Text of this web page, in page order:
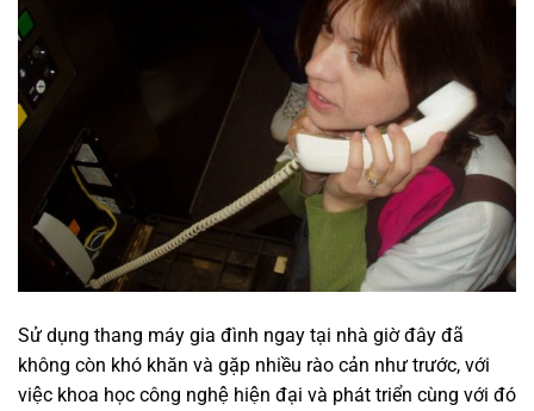
Sử dụng thang máy gia đình ngay tại nhà giờ đây đã
không còn khó khăn và gặp nhiều rào cản như trước, với
việc khoa học công nghệ hiện đại và phát triển cùng với đó